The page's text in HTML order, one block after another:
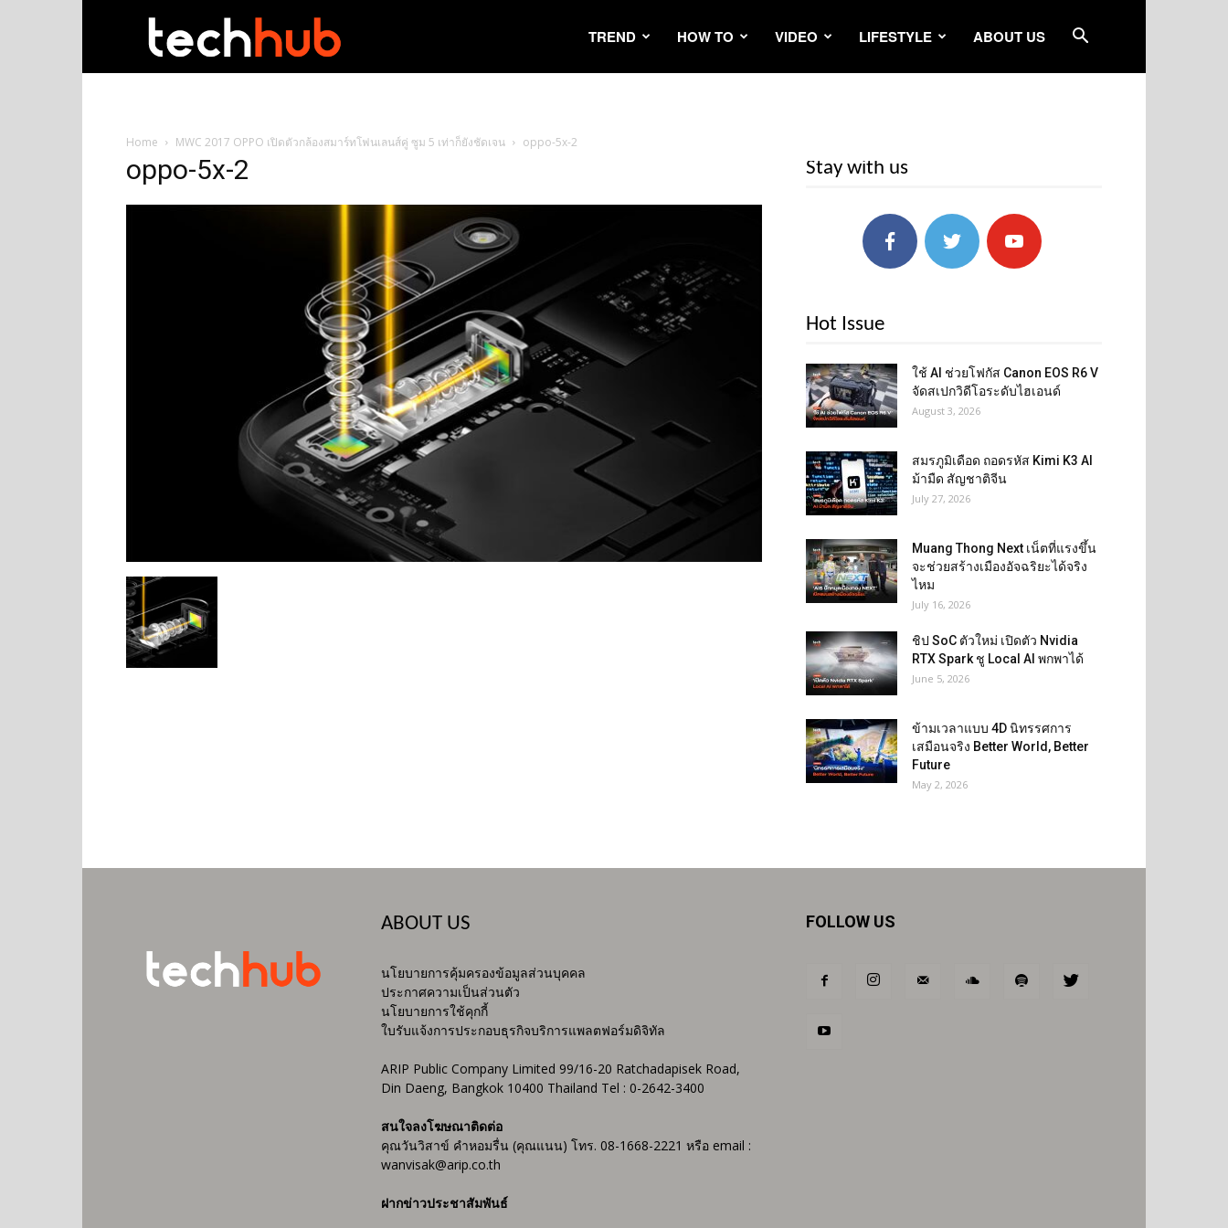
TREND HOW TO VIDEO LIFESTYLE ABOUT US
Home MWC 2017 OPPO เปิดตัวกล้องสมาร์ทโฟนเลนส์คู่ ซูม 5 เท่าก็ยังชัดเจน oppo-5x-2
oppo-5x-2 Stay with us
Hot Issue
ใช้ AI ช่วยโฟกัส Canon EOS R6 V
จัดสเปกวิดีโอระดับไฮเอนด์
August 3, 2026
สมรภูมิเดือด ถอดรหัส Kimi K3 AI
ม้ามืด สัญชาติจีน
July 27, 2026
Muang Thong Next เน็ตที่แรงขึ้น
จะช่วยสร้างเมืองอัจฉริยะได้จริง
ไหม
July 16, 2026
ชิป SoC ตัวใหม่ เปิดตัว Nvidia
RTX Spark ชู Local AI พกพาได้
June 5, 2026
ข้ามเวลาแบบ 4D นิทรรศการ
เสมือนจริง Better World, Better
Future
May 2, 2026
ABOUT US
นโยบายการคุ้มครองข้อมูลส่วนบุคคล
ประกาศความเป็นส่วนตัว
นโยบายการใช้คุกกี้
ใบรับแจ้งการประกอบธุรกิจบริการแพลตฟอร์มดิจิทัล
ARIP Public Company Limited 99/16-20 Ratchadapisek Road,
Din Daeng, Bangkok 10400 Thailand Tel : 0-2642-3400
สนใจลงโฆษณาติดต่อ
คุณวันวิสาข์ คำหอมรื่น (คุณแนน) โทร. 08-1668-2221 หรือ email :
wanvisak@arip.co.th
ฝากข่าวประชาสัมพันธ์
FOLLOW US